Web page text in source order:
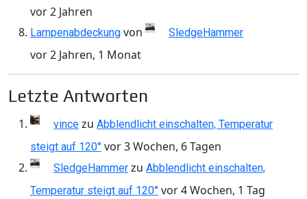
vor 2 Jahren
Lampenabdeckung von SledgeHammer
vor 2 Jahren, 1 Monat
Letzte Antworten
vince zu Abblendlicht einschalten, Temperatur
steigt auf 120° vor 3 Wochen, 6 Tagen
SledgeHammer zu Abblendlicht einschalten,
Temperatur steigt auf 120° vor 4 Wochen, 1 Tag